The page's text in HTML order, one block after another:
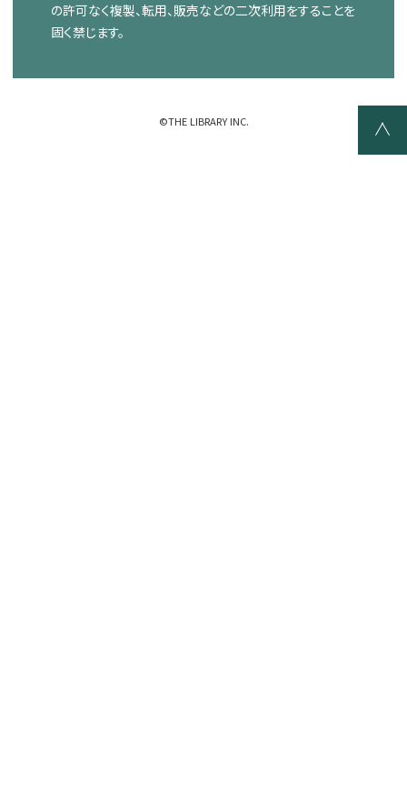
の許可なく複製、転用、販売などの二次利用をすることを
固く禁じます。
©THE LIBRARY INC.